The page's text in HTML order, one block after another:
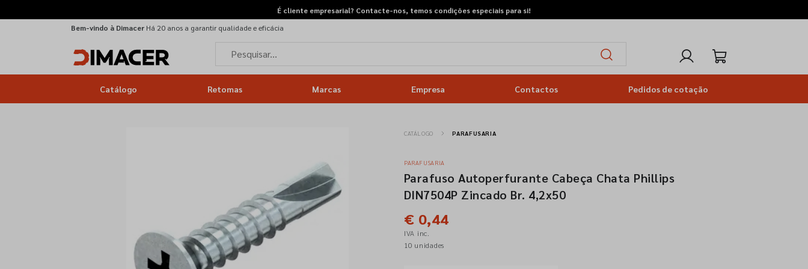
É cliente empresarial? Contacte-nos, temos condições especiais para si!
Bem-vindo à Dimacer Há 20 anos a garantir qualidade e eficácia
Catálogo Retomas Marcas Empresa Contactos Pedidos de cotação
CATÁLOGO PARAFUSARIA
PARAFUSARIA
Parafuso Autoperfurante Cabeça Chata Phillips
DIN7504P Zincado Br. 4,2x50
€ 0,44
IVA inc.
10 unidades